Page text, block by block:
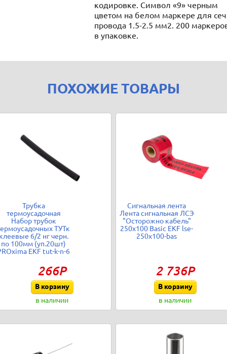
кодировке. Символ «9» черным
цветом на белом маркере для
провода 1.5-2.5 мм2. 200
в упаковке.
ПОХОЖИЕ ТОВАРЫ
Трубка
термоусадочная
Набор трубок
ТУТк
6/2 нг черн.
по 100мм (уп.20шт)
EKF tut-k-n-6
266Р
В корзину
в наличии
Сигнальная лента
Лента сигнальная ЛСЭ
"Осторожно кабель"
250х100 Basic EKF lse-
250x100-bas
2 736Р
В корзину
в наличии